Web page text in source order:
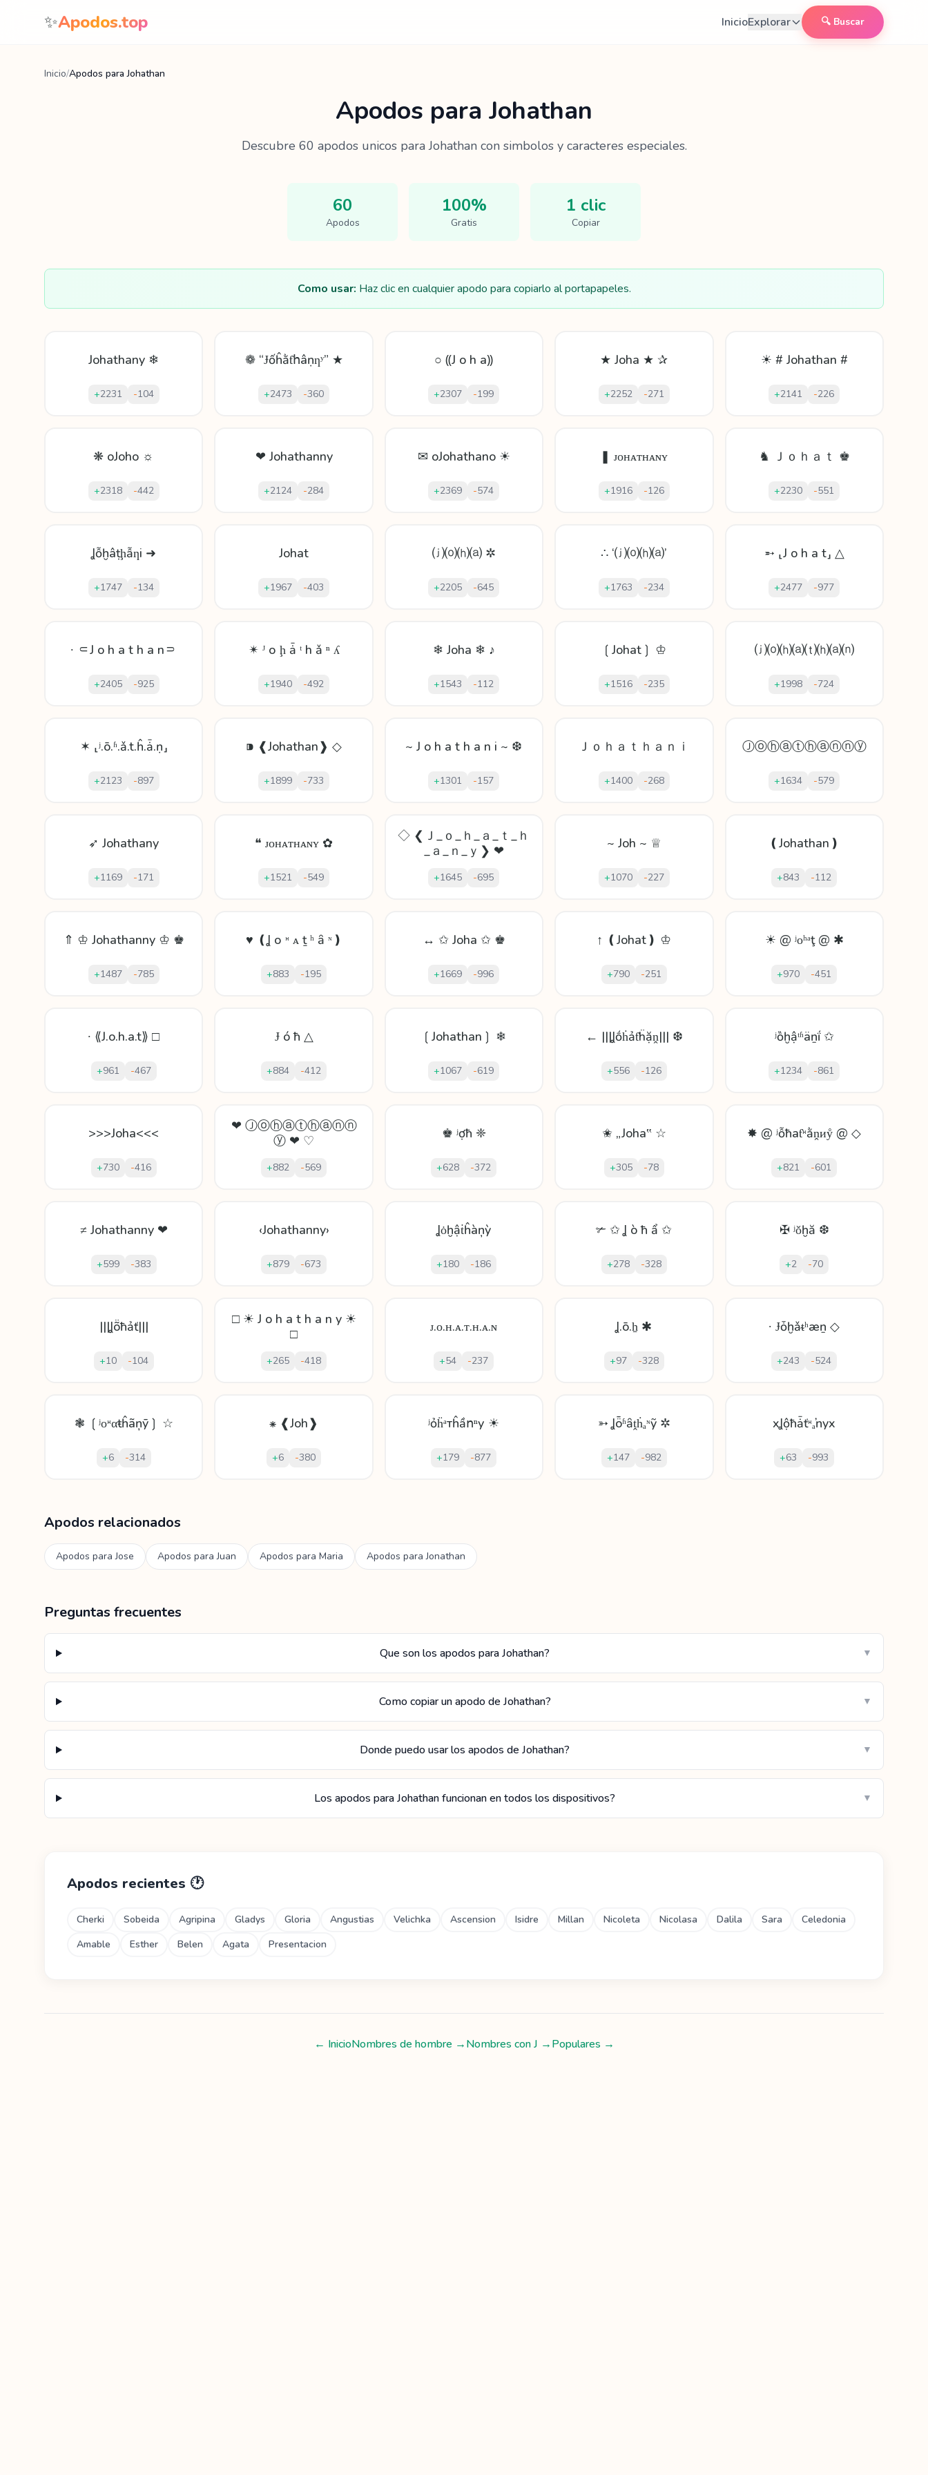
Saltar al contenido
✨Apodos.top InicioExplorar 🔍 Buscar
Inicio/Apodos para Johathan
Apodos para Johathan
Descubre 60 apodos unicos paraJohathancon simbolos y caracteres especiales.
60
Apodos
100%
Gratis
1 clic
Copiar
Como usar: Haz clic en cualquier apodo para copiarlo al portapapeles.
Johathany ❄
+2231 -104
❁ “Ɉốĥằƭհâṇƞʸ” ★
+2473 -360
○ ⸨J o h a⸩
+2307 -199
★ Joha ★ ✰
+2252 -271
☀ # Johathan #
+2141 -226
❋ oJoho ☼
+2318 -442
❤ Johathanny
+2124 -284
✉ oJohathano ☀
+2369 -574
❚ ᴊᴏʜᴀᴛʜᴀɴʏ
+1916 -126
♞ Ｊｏｈａｔ ♚
+2230 -551
Ʝỗḫâṭḩẫƞi ➜
+1747 -134
Johat
+1967 -403
⒥⒪⒣⒜ ✲
+2205 -645
∴ ‘⒥⒪⒣⒜’
+1763 -234
➵ ⸤J o h a t⸥ △
+2477 -977
∙ ⸦J o h a t h a n⸧
+2405 -925
✴ ᴶ о ḩ ǡ ᵗ h ǎ ⁿ ʎ
+1940 -492
❄ Joha ❄ ♪
+1543 -112
❲Johat❳ ♔
+1516 -235
⒥⒪⒣⒜⒯⒣⒜⒩
+1998 -724
✶ ⸤ʲ.ō.ʱ.ǎ.t.ĥ.ǡ.ṇ⸥
+2123 -897
⁍ ❰Johathan❱ ◇
+1899 -733
~ J o h a t h a n i ~ ❆
+1301 -157
Ｊｏｈａｔｈａｎｉ
+1400 -268
Ⓙⓞⓗⓐⓣⓗⓐⓝⓝⓨ
+1634 -579
➶ Johathany
+1169 -171
❝ ᴊᴏʜᴀᴛʜᴀɴʏ ✿
+1521 -549
◇ ❮Ｊ_ｏ_ｈ_ａ_ｔ_ｈ
_ａ_ｎ_ｙ❯ ❤
+1645 -695
~ Joh ~ ♕
+1070 -227
❪Johathan❫
+843 -112
⇑ ♔ Johathanny ♔ ♚
+1487 -785
♥ ❪Ʝ о ᵸ ᴀ ṯ ʰ ȃ ᶰ❫
+883 -195
↔ ✩ Joha ✩ ♚
+1669 -996
↑ ❪Johat❫ ♔
+790 -251
☀ @ ʲοʰᵃţ @ ✱
+970 -451
∙ ⟪J.o.h.a.t⟫ □
+961 -467
Ɉ ó ħ △
+884 -412
❲Johathan❳ ❄
+1067 -619
← |||Ʝṓḣảƭḧặṋ||| ❆
+556 -126
ʲȍḫậᵗʱäṉḯ ✩
+1234 -861
>>>Joha<<<
+730 -416
❤ Ⓙⓞⓗⓐⓣⓗⓐⓝⓝ
ⓨ ❤ ♡
+882 -569
♚ ʲợħ ❈
+628 -372
✬ „Joha‟ ☆
+305 -78
✸ @ ʲỗħaƭᵸằṋᴎẙ @ ◇
+821 -601
≠ Johathanny ❤
+599 -383
‹Johathanny›
+879 -673
Ʝȯḫậṫĥàņỳ
+180 -186
✃ ✩ Ʝ ò ħ ẩ ✩
+278 -328
✠ ʲǒḫă ❆
+2 -70
|||Ʝṏħảť|||
+10 -104
□ ☀ J o h a t h a n y ☀
□
+265 -418
ᴊ.ᴏ.ʜ.ᴀ.ᴛ.ʜ.ᴀ.ɴ
+54 -237
Ʝ.ō.ẖ ✱
+97 -328
∙ Ɉȱḫǎᵵʰæṉ ◇
+243 -524
❃ ❲ʲοᵸαŧĥãņȳ❳ ☆
+6 -314
⁕ ❰Joh❱
+6 -380
ʲỏḧᵃтĥầոⁿу ☀
+179 -877
➳ Ʝȫʱȃṱḣₐᶰỹ ✲
+147 -982
xꞲộħǡťᵸₐŉyx
+63 -993
Apodos relacionados
Apodos paraJose Apodos paraJuan Apodos para Maria Apodos paraJonathan
Preguntas frecuentes
Que son los apodos para Johathan? ▼
Como copiar un apodo de Johathan? ▼
Donde puedo usar los apodos de Johathan? ▼
Los apodos para Johathan funcionan en todos los dispositivos? ▼
Apodos recientes 🕐
Cherki Sobeida Agripina Gladys Gloria Angustias Velichka Ascension Isidre Millan Nicoleta Nicolasa Dalila Sara
Celedonia
Amable
Esther Belen Agata Presentacion
← InicioNombres de hombre →Nombres conJ →Populares →